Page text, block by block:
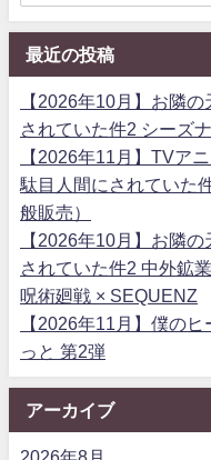
最近の投稿
【2026年10月】お隣
されていた件2 シーズ
【2026年11月】TVア
駄目人間にされていた
般販売）
【2026年10月】お隣
されていた件2 中外鉱
呪術廻戦 × SEQUENZ
【2026年11月】僕の
っと 第2弾
アーカイブ